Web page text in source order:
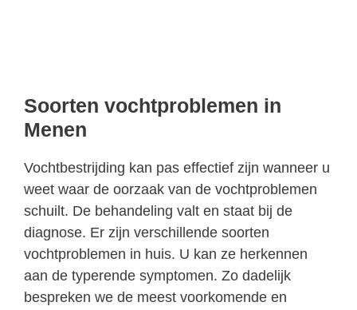
Soorten vochtproblemen in
Menen
Vochtbestrijding kan pas effectief zijn wanneer u
weet waar de oorzaak van de vochtproblemen
schuilt. De behandeling valt en staat bij de
diagnose. Er zijn verschillende soorten
vochtproblemen in huis. U kan ze herkennen
aan de typerende symptomen. Zo dadelijk
bespreken we de meest voorkomende en